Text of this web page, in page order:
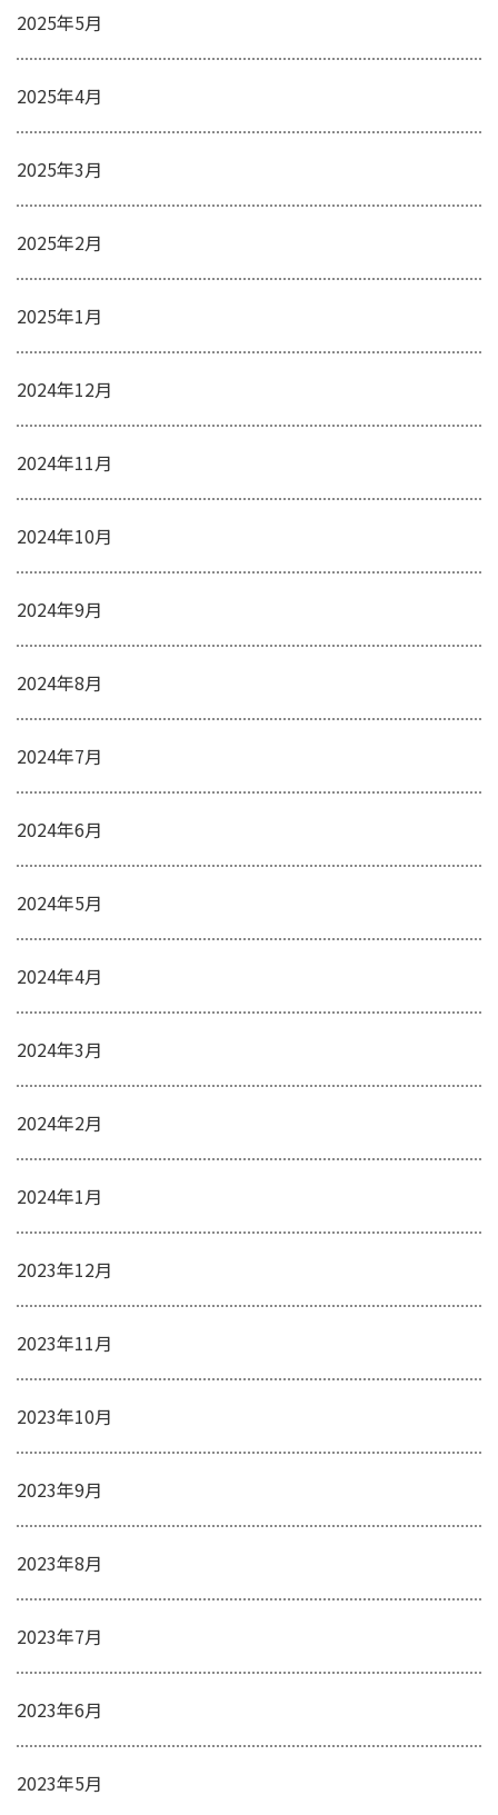
2025年5月
2025年4月
2025年3月
2025年2月
2025年1月
2024年12月
2024年11月
2024年10月
2024年9月
2024年8月
2024年7月
2024年6月
2024年5月
2024年4月
2024年3月
2024年2月
2024年1月
2023年12月
2023年11月
2023年10月
2023年9月
2023年8月
2023年7月
2023年6月
2023年5月